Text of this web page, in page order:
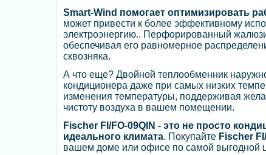
Smart-Wind помогает оптимизировать
может привести к более эффективному
электроэнергию.. Перфорированный жалюзи
обеспечивая его равномерное
сквозняка.
А что еще? Двойной теплообменник
кондиционера даже при самых низких
изменения температуры, поддерживая
чистоту воздуха в вашем помещении.
Fischer FI/FO-09QIN - это не просто
идеального климата. Покупайте Fischer
вашем доме или офисе по самой выгодной